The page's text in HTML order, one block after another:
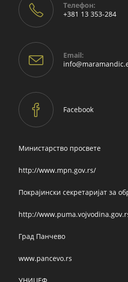
Телефон:
+381 13 353-284
Email:
Facebook
Министарство просвете
http://www.mpn.gov.rs/
Покрајински секретаријат за
http://
Град Панчево
www.pancevo.rs
УНИЦЕФ